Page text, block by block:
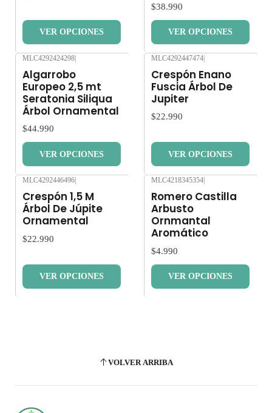
VER OPCIONES
$38.990
VER OPCIONES
MLC4292424298|
Algarrobo
Europeo 2,5 mt
Seratonia Siliqua
Árbol Ornamental
$44.990
VER OPCIONES
MLC4292447474|
Crespón Enano
Fuscia Árbol De
Jupiter
$22.990
VER OPCIONES
MLC4292446496
Crespón 1,5 M
Árbol De Júpite
Ornamental
$22.990
VER OPCIONES
MLC4218345354
Romero Castilla
Arbusto
Ornmantal
Aromático
$4.990
VER OPCIONES
VOLVER ARRIBA